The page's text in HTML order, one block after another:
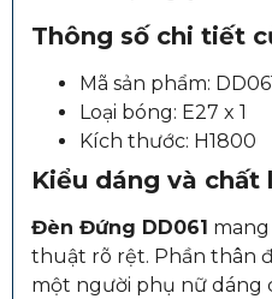
Thông số chi tiết
Mã sản phẩm:
Loại bóng: E27 x 1
Kích thước: H1800
Kiểu dáng và chất
Đèn Đứng DD061
thuật rõ rệt. Phần thân
một người phụ nữ dáng